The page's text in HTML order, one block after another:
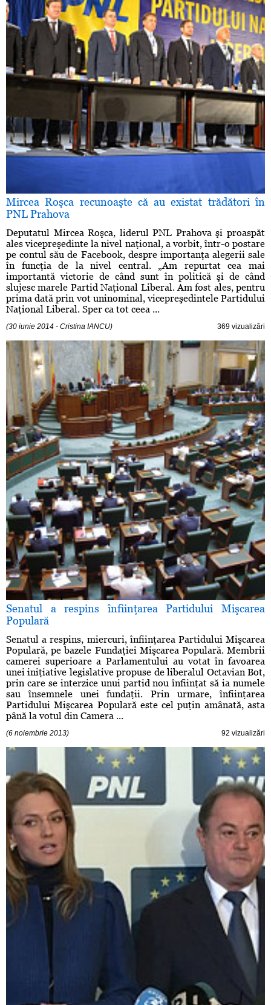
Mircea Roşca recunoaşte că au existat trădători în
PNL Prahova
Deputatul Mircea Roşca, liderul PNL Prahova şi proaspăt
ales vicepreşedinte la nivel naţional, a vorbit, într-o postare
pe contul său de Facebook, despre importanţa alegerii sale
în funcţia de la nivel central. „Am repurtat cea mai
importantă victorie de când sunt în politică şi de când
slujesc marele Partid Naţional Liberal. Am fost ales, pentru
prima dată prin vot uninominal, vicepreşedintele Partidului
Naţional Liberal. Sper ca tot ceea ...
(30 iunie 2014 - Cristina IANCU) 369 vizualizări
Senatul a respins înfiinţarea Partidului Mişcarea
Populară
Senatul a respins, miercuri, înfiinţarea Partidului Mişcarea
Populară, pe bazele Fundaţiei Mişcarea Populară. Membrii
camerei superioare a Parlamentului au votat în favoarea
unei iniţiative legislative propuse de liberalul Octavian Bot,
prin care se interzice unui partid nou înfiinţat să ia numele
sau însemnele unei fundaţii. Prin urmare, înfiinţarea
Partidului Mişcarea Populară este cel puţin amânată, asta
până la votul din Camera ...
(6 noiembrie 2013) 92 vizualizări